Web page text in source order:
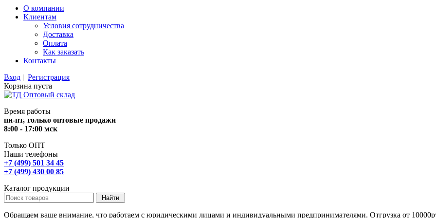
О компании
Клиентам
Условия сотрудничества
Доставка
Оплата
Как заказать
Контакты
Вход | Регистрация
Корзина пуста
Время работы
пн-пт, только оптовые продажи
8:00 - 17:00 мск
Только ОПТ
Наши телефоны
+7 (499) 501 34 45
+7 (499) 430 00 85
Каталог продукции
Обращаем ваше внимание, что работаем с юридическими лицами и индивидуальными предпринимателями. Отгрузка от